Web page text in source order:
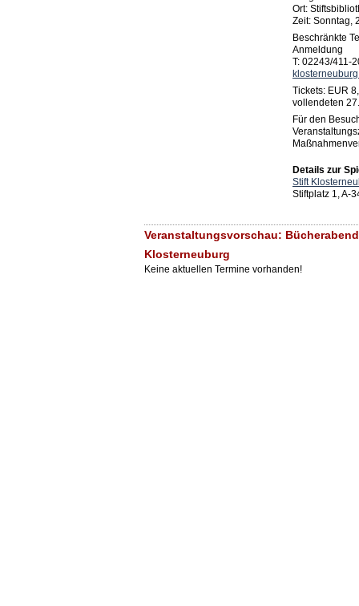
Ort:
Zeit: Sonntag,
Beschränkte
Anmeldung
T: 02243/411-
Tickets: EUR
vollendeten
Für den
Details zur
Stift
Stiftplatz 1, A-
Veranstaltungsvorschau:
Klosterneuburg
Keine aktuellen Termine vorhanden!